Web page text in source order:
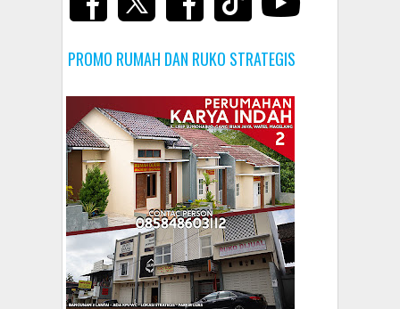
PROMO RUMAH DAN RUKO STRATEGIS